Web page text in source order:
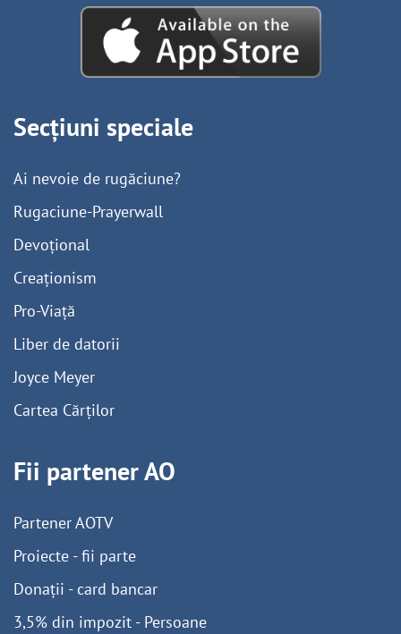
Secțiuni speciale
Ai nevoie de rugăciune?
Rugaciune-Prayerwall
Devoțional
Creaționism
Pro-Viață
Liber de datorii
Joyce Meyer
Cartea Cărților
Fii partener AO
Partener AOTV
Proiecte - fii parte
Donații - card bancar
3,5% din impozit - Persoane